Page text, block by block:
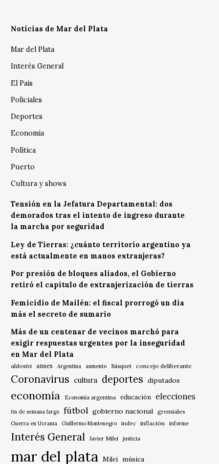
Noticias de Mar del Plata
Mar del Plata
Interés General
El País
Policiales
Deportes
Economía
Política
Puerto
Cultura y shows
Tensión en la Jefatura Departamental: dos
demorados tras el intento de ingreso durante
la marcha por seguridad
Ley de Tierras: ¿cuánto territorio argentino ya
está actualmente en manos extranjeras?
Por presión de bloques aliados, el Gobierno
retiró el capítulo de extranjerización de tierras
Femicidio de Mailén: el fiscal prorrogó un día
más el secreto de sumario
Más de un centenar de vecinos marchó para
exigir respuestas urgentes por la inseguridad
en Mar del Plata
aldosivi anses Argentina aumento Básquet concejo deliberante
Coronavirus cultura deportes diputados
economía Economía argentina educación elecciones
fin de semana largo fútbol gobierno nacional gremiales
Guerra en Ucrania Guillermo Montenegro indec inflación informe
Interés General Javier Milei justicia
mar del plata Milei música